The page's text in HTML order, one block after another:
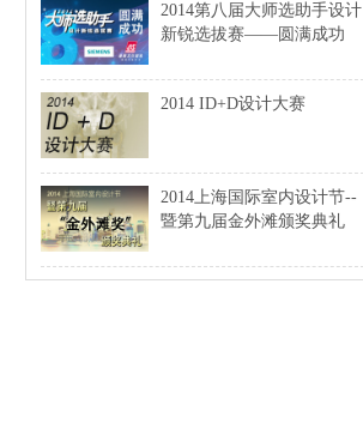
2014第八届大师选助手设计
新锐选拔赛——圆满成功
2014 ID+D设计大赛
2014上海国际室内设计节--
暨第九届金外滩颁奖典礼